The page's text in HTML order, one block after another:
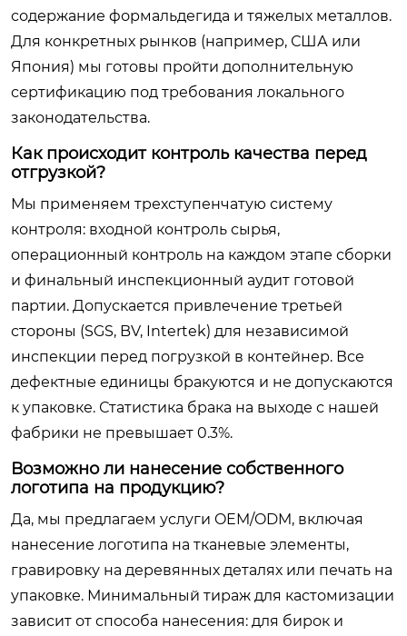
содержание формальдегида и тяжелых металлов.
Для конкретных рынков (например, США или
Япония) мы готовы пройти дополнительную
сертификацию под требования локального
законодательства.
Как происходит контроль качества перед
отгрузкой?
Мы применяем трехступенчатую систему
контроля: входной контроль сырья,
операционный контроль на каждом этапе сборки
и финальный инспекционный аудит готовой
партии. Допускается привлечение третьей
стороны (SGS, BV, Intertek) для независимой
инспекции перед погрузкой в контейнер. Все
дефектные единицы бракуются и не допускаются
к упаковке. Статистика брака на выходе с нашей
фабрики не превышает 0.3%.
Возможно ли нанесение собственного
логотипа на продукцию?
Да, мы предлагаем услуги OEM/ODM, включая
нанесение логотипа на тканевые элементы,
гравировку на деревянных деталях или печать на
упаковке. Минимальный тираж для кастомизации
зависит от способа нанесения: для бирок и